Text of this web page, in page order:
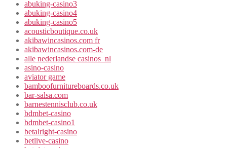
abuking-casino3
abuking-casino4
abuking-casino5
acousticboutique.co.uk
akibawincasinos.com fr
akibawincasinos.com-de
alle nederlandse casinos_nl
asino-casino
aviator game
bamboofurnitureboards.co.uk
bar-salsa.com
barnestennisclub.co.uk
bdmbet-casino
bdmbet-casino1
betalright-casino
betlive-casino